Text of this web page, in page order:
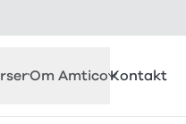
Om AmticoKontakt